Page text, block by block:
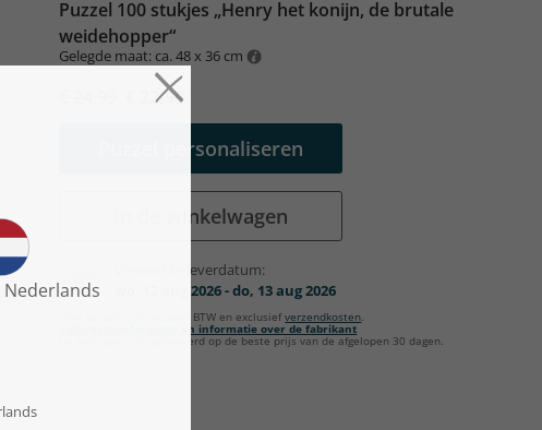
Verwachte leverdatum:
wo, 12 aug 2026 - do, 13 aug 2026
Puzzel 100 stukjes „Henry het konijn, de brutale
weidehopper“
Gelegde maat: ca. 48 x 36 cm
€ 22,99
Puzzel personaliseren
In de winkelwagen
Alle prijzen zijn inclusief BTW en exclusiefverzendkosten
Veiligheidsinformatie en informatie over de fabrikant
De kortingen zijn gebaseerd op de beste prijs van de afgelopen 30 dagen.